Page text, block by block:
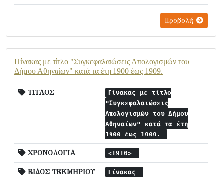
Προβολή
Πίνακας με τίτλο "Συγκεφαλαιώσεις Απολογισμών του
Δήμου Αθηναίων" κατά τα έτη 1900 έως 1909.
ΤΙΤΛΟΣ
Πίνακας με τίτλο
"Συγκεφαλαιώσεις
Απολογισμών του Δήμου
Αθηναίων" κατά τα έτη
1900 έως 1909.
ΧΡΟΝΟΛΟΓΙΑ <1910>
ΕΙΔΟΣ ΤΕΚΜΗΡΙΟΥ Πίνακας